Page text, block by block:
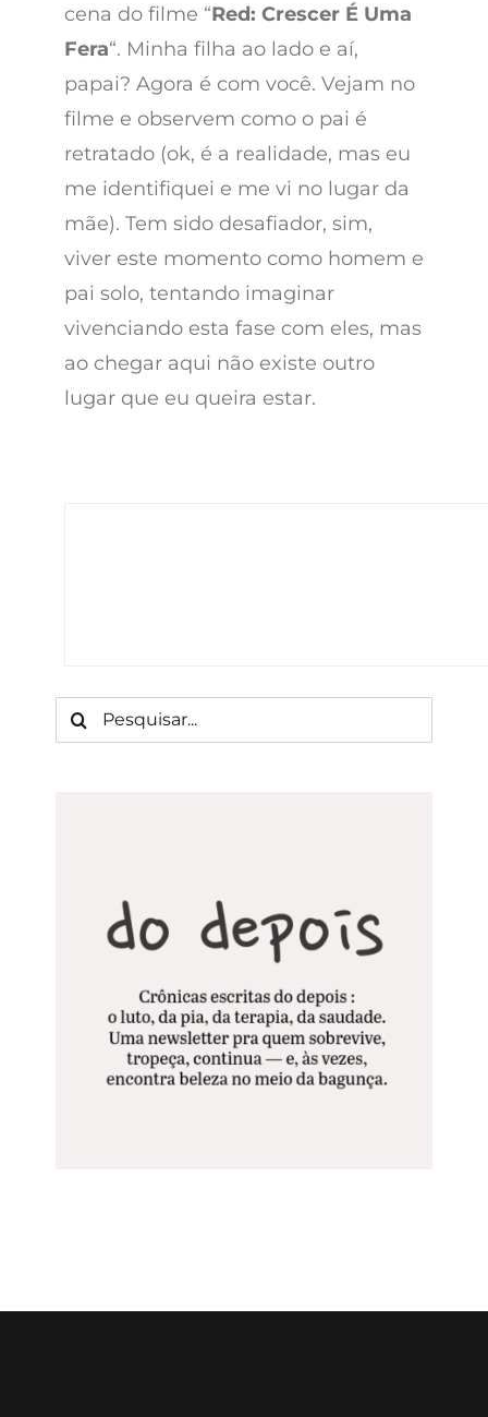
cena do filme “Red: Crescer É Uma
Fera“. Minha filha ao lado e aí,
papai? Agora é com você. Vejam no
filme e observem como o pai é
retratado (ok, é a realidade, mas eu
me identifiquei e me vi no lugar da
mãe). Tem sido desafiador, sim,
viver este momento como homem e
pai solo, tentando imaginar
vivenciando esta fase com eles, mas
ao chegar aqui não existe outro
lugar que eu queira estar.
Buscar
resultados